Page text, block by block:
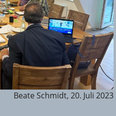
Beate Schmidt, 20. Juli 2023